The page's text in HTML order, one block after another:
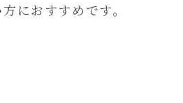
におすすめです。